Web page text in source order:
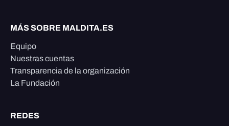
MÁS SOBRE MALDITA.ES
Equipo
Nuestras cuentas
Transparencia de la organización
La Fundación
REDES